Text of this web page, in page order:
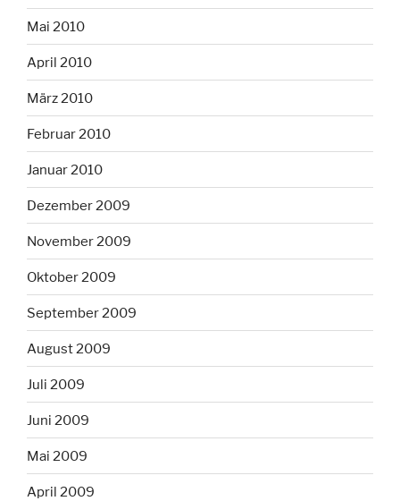
Mai 2010
April 2010
März 2010
Februar 2010
Januar 2010
Dezember 2009
November 2009
Oktober 2009
September 2009
August 2009
Juli 2009
Juni 2009
Mai 2009
April 2009